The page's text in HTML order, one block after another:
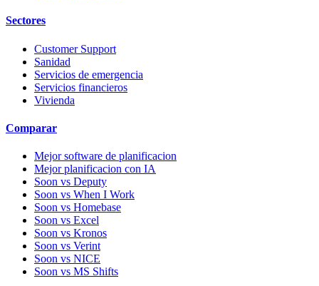
Sectores
Customer Support
Sanidad
Servicios de emergencia
Servicios financieros
Vivienda
Comparar
Mejor software de planificacion
Mejor planificacion con IA
Soon vs Deputy
Soon vs When I Work
Soon vs Homebase
Soon vs Excel
Soon vs Kronos
Soon vs Verint
Soon vs NICE
Soon vs MS Shifts